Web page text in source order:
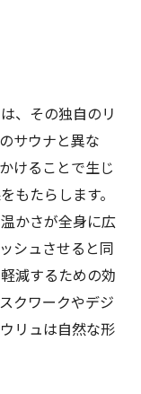
、その独自のリ
サウナと異な
けることで生じ
もたらします。
かさが全身に広
シュさせると同
減するための効
クワークやデジ
リュは自然な形